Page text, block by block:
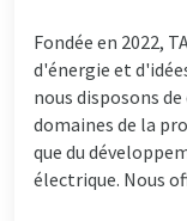
Fondée en 2022,
d'énergie et
nous disposons
domaines de la
que du
électrique. Nous